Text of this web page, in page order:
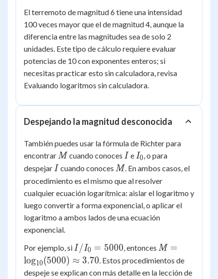
10^{6-4} =
10^{2} =
100
El terremoto de magnitud 6 tiene una intensidad
100 veces mayor que el de magnitud 4, aunque la
diferencia entre las magnitudes sea de solo 2
unidades. Este tipo de cálculo requiere evaluar
potencias de 10 con exponentes enteros; si
necesitas practicar esto sin calculadora, revisa
Evaluando logaritmos sin calculadora.
Despejando la magnitud desconocida
También puedes usar la fórmula de Richter para
encontrar M
M cuando conoces I
Ie I_0
I0 , o para
despejar I
Icuando conoces M
M. En ambos casos, el
procedimiento es el mismo que al resolver
cualquier ecuación logarítmica: aislar el logaritmo y
luego convertir a forma exponencial, o aplicar el
logaritmo a ambos lados de una ecuación
exponencial.
Por ejemplo, si I/I_0
=
5000
I/I0 = 5000 , entonces M =
\log_{10}
(5000)
M =
log10(5000) ≈ 3.70 . Estos procedimientos de
despeje se explican con más detalle en la lección de